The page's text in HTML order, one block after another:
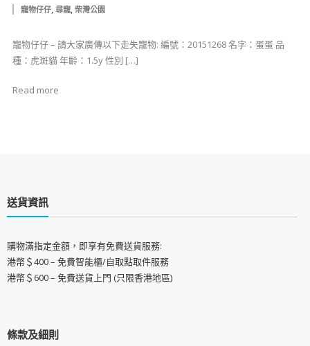
寵物仔仔, 尋寵, 柴灣公園
寵物仔仔 – 請大家廣傳以下走失寵物: 編號：20151268 名字：蛋蛋 品
種：虎斑貓 年齡：1.5y 性別 […]
Read more
送貨資訊
購物滿指定金額，即享有免費送貨服務:
港幣＄400 – 免費智能櫃/自取點取件服務
港幣＄600 – 免費送貨上門 (只限香港地區)
條款及細則